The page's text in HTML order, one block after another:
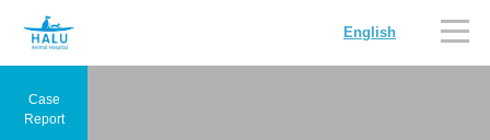
English
Case
Report